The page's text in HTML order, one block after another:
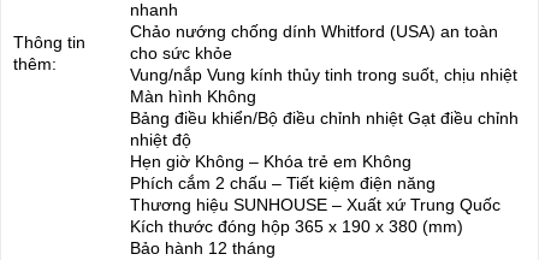
Thông tin
thêm:
nhanh
Chảo nướng chống dính Whitford (USA) an toàn
cho sức khỏe
Vung/nắp Vung kính thủy tinh trong suốt, chịu nhiệt
Màn hình Không
Bảng điều khiển/Bộ điều chỉnh nhiệt Gạt điều chỉnh
nhiệt độ
Hẹn giờ Không – Khóa trẻ em Không
Phích cắm 2 chấu – Tiết kiệm điện năng
Thương hiệu SUNHOUSE – Xuất xứ Trung Quốc
Kích thước đóng hộp 365 x 190 x 380 (mm)
Bảo hành 12 tháng